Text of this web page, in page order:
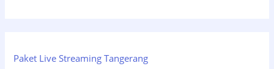
Paket Live Streaming Tangerang